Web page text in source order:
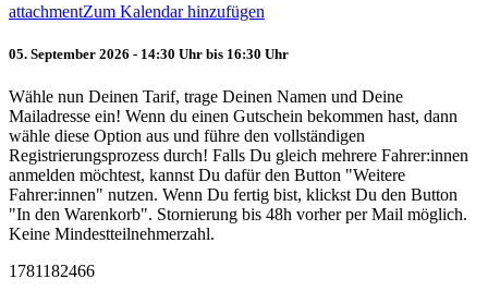
attachmentZum Kalendar hinzufügen
05. September 2026 - 14:30 Uhr bis 16:30 Uhr
Wähle nun Deinen Tarif, trage Deinen Namen und Deine
Mailadresse ein! Wenn du einen Gutschein bekommen hast, dann
wähle diese Option aus und führe den vollständigen
Registrierungsprozess durch! Falls Du gleich mehrere Fahrer:innen
anmelden möchtest, kannst Du dafür den Button "Weitere
Fahrer:innen" nutzen. Wenn Du fertig bist, klickst Du den Button
"In den Warenkorb". Stornierung bis 48h vorher per Mail möglich.
Keine Mindestteilnehmerzahl.
1781182466